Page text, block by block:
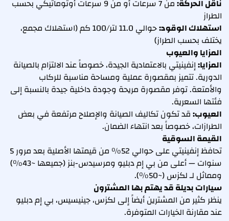
ناقل الحركة:
من 7 سرعات أو من 9 سرعات أوتوماتيكي بحسب
الطراز
استهلاك الوقود:
حوالي 11.0 لتر/100 كم (استهلاك مجمع،
يختلف بحسب الطراز)
المزايا والعيوب
المزايا:إنفينيتي بالاعتمادية الجيدة، خصوصاً عند الالتزام بالصيانة
الدورية. تتميز بمقصورة عملية ومساحة مناسبة للركاب
والأمتعة. توفر مقصورة مريحة وجودة داخلية جيدة بالنسبة إلى
فئتها السعرية.
العيوب:قد تكون تكاليف الصيانة والإصلاح مرتفعة في بعض
الطرازات، خصوصاً بعد انتهاء الضمان.
القيمة السوقية
تحافظ إنفينيتي على حوالي 52% من قيمتها الأصلية بعد مرور 5
سنوات — أعلى من بي إم دبليو ومرسيدس-بنز (جميعها ~43%)
ومماثل لـ لكزس (~50%).
سيارات بديلة قد يهتم بها المشترون
ينظر كثير من المشترين أيضاً إلى لكزس، جينيسيس، بي إم دبليو
عند مقارنة الخيارات المتوفرة.